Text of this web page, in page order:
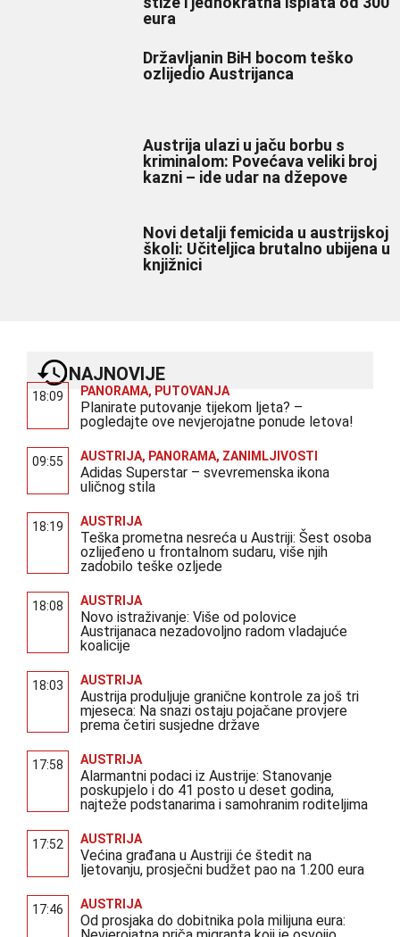
eura
Državljanin BiH bocom teško
ozlijedio Austrijanca
Austrija ulazi u jaču borbu s
kriminalom: Povećava veliki broj
kazni – ide udar na džepove
Novi detalji femicida u austrijskoj
školi: Učiteljica brutalno ubijena u
knjižnici
NAJNOVIJE
18:09 PANORAMA, PUTOVANJA
Planirate putovanje tijekom ljeta? –
pogledajte ove nevjerojatne ponude letova!
09:55 AUSTRIJA, PANORAMA, ZANIMLJIVOSTI
Adidas Superstar – svevremenska ikona
uličnog stila
18:19 AUSTRIJA
Teška prometna nesreća u Austriji: Šest osoba
ozlijeđeno u frontalnom sudaru, više njih
zadobilo teške ozljede
18:08 AUSTRIJA
Novo istraživanje: Više od polovice
Austrijanaca nezadovoljno radom vladajuće
koalicije
18:03 AUSTRIJA
Austrija produljuje granične kontrole za još tri
mjeseca: Na snazi ostaju pojačane provjere
prema četiri susjedne države
17:58 AUSTRIJA
Alarmantni podaci iz Austrije: Stanovanje
poskupjelo i do 41 posto u deset godina,
najteže podstanarima i samohranim roditeljima
17:52 AUSTRIJA
Većina građana u Austriji će štedit na
ljetovanju, prosječni budžet pao na 1.200 eura
17:46 AUSTRIJA
Od prosjaka do dobitnika pola milijuna eura: